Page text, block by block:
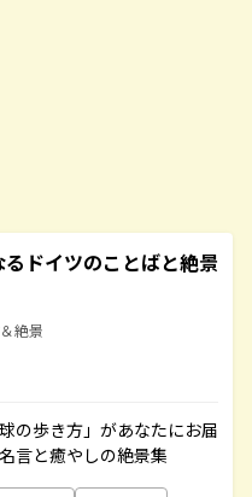
ドイツのことばと絶景
絶景
の歩き方」があなたにお届
言と癒やしの絶景集